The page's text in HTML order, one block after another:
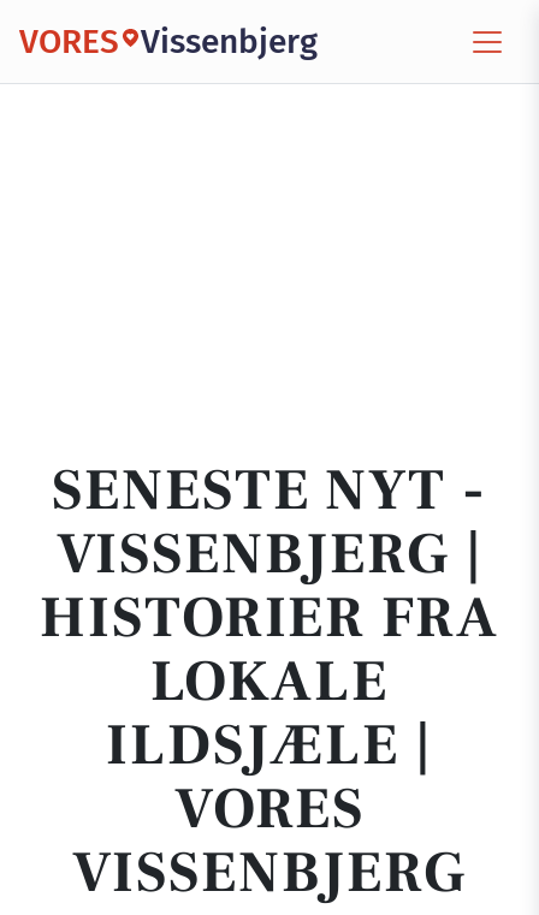
VORES Vissenbjerg
SENESTE NYT -
VISSENBJERG |
HISTORIER FRA
LOKALE
ILDSJÆLE |
VORES
VISSENBJERG